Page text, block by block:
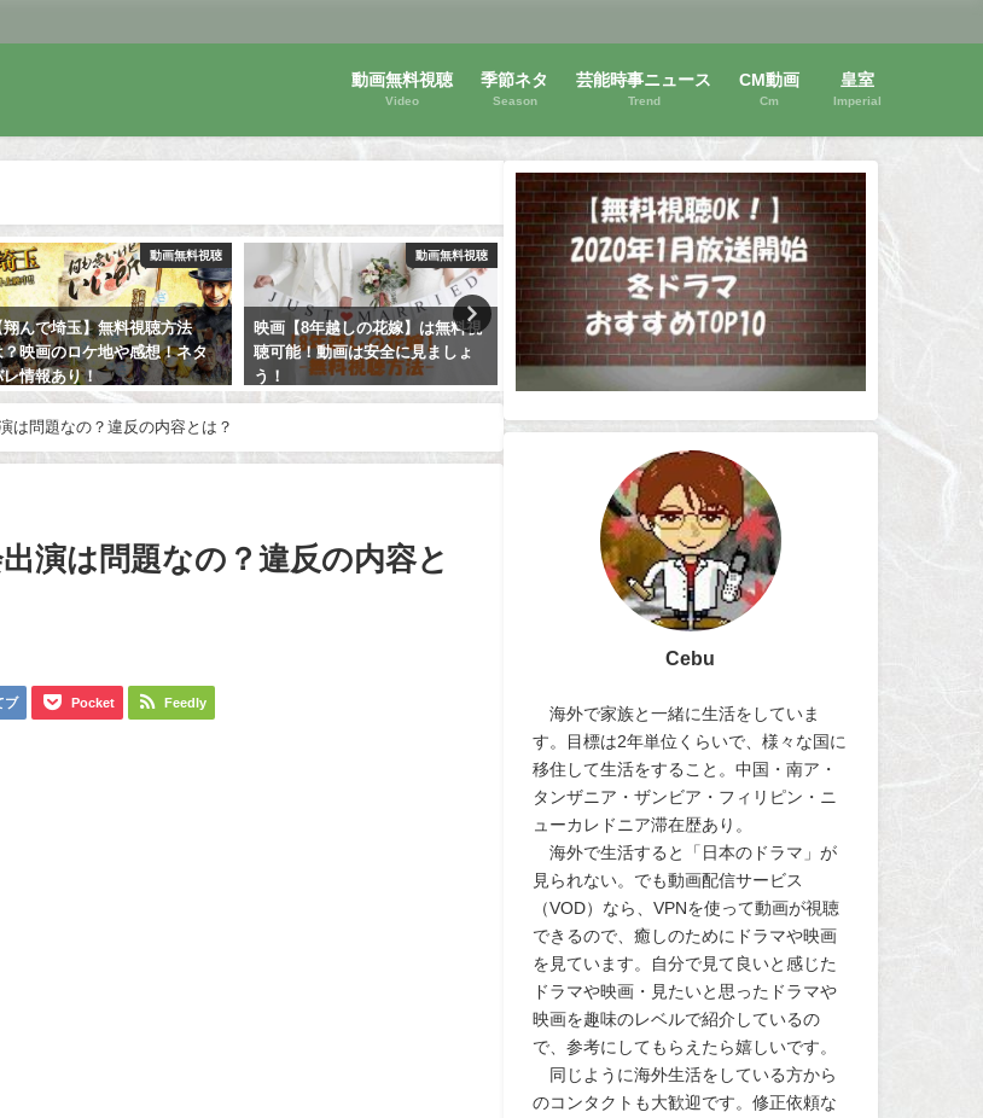
動画無料視聴
Video
季節ネタ
Season
芸能時事ニュース
Trend
CM動画
Cm
皇室
Imperial
動画無料視聴
画【8年越しの花嫁】は無料視
可能！動画は安全に見ましょ
！
動画無料視聴
【ムーンライト】アカデミー賞
映画は無料視聴OK！感想とネタ
バレ！
動画無料視聴
アニメ【賢者の孫】動画は無料
視聴OK！見逃し1話～最終話！
救命病棟24時第5シリーズ
視聴OK！松嶋菜々子主演
は問題なの？違反の内容とは？
演は問題なの？違反の内容と
ブ Pocket Feedly
Cebu
海外で家族と一緒に生活をしていま
す。目標は2年単位くらいで、様々な国に
移住して生活をすること。中国・南ア・
タンザニア・ザンビア・フィリピン・ニ
ューカレドニア滞在歴あり。
海外で生活すると「日本のドラマ」が
見られない。でも動画配信サービス
（VOD）なら、VPNを使って動画が視聴
できるので、癒しのためにドラマや映画
を見ています。自分で見て良いと感じた
ドラマや映画・見たいと思ったドラマや
映画を趣味のレベルで紹介しているの
で、参考にしてもらえたら嬉しいです。
同じように海外生活をしている方から
のコンタクトも大歓迎です。修正依頼な